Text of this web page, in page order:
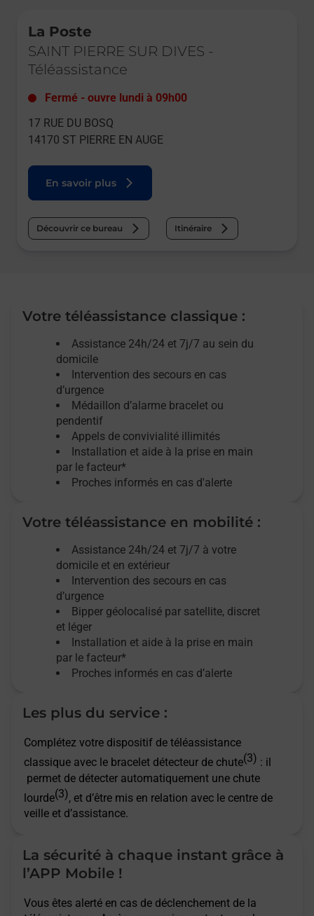
La Poste
SAINT PIERRE SUR DIVES -
Téléassistance
Fermé - ouvre lundi à 09h00
17 RUE DU BOSQ
14170 ST PIERRE EN AUGE
En savoir plus
Découvrir ce bureau Itinéraire
Votre téléassistance classique :
Assistance 24h/24 et 7j/7 au sein du
domicile
Intervention des secours en cas
d’urgence
Médaillon d’alarme bracelet ou
pendentif
Appels de convivialité illimités
Installation et aide à la prise en main
par le facteur*
Proches informés en cas d'alerte
Votre téléassistance en mobilité :
Assistance 24h/24 et 7j/7 à votre
domicile et en extérieur
Intervention des secours en cas
d’urgence
Bipper géolocalisé par satellite, discret
et léger
Installation et aide à la prise en main
par le facteur*
Proches informés en cas d’alerte
Les plus du service :
Complétez votre dispositif de téléassistance
classique avec le bracelet détecteur de chute(3) : il
permet de détecter automatiquement une chute
lourde(3), et d’être mis en relation avec le centre de
veille et d’assistance.
La sécurité à chaque instant grâce à
l’APP Mobile !
Vous êtes alerté en cas de déclenchement de la